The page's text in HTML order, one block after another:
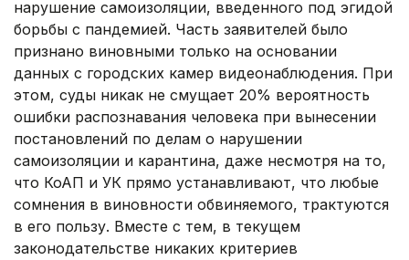
нарушение самоизоляции, введенного под эгидой
борьбы с пандемией. Часть заявителей было
признано виновными только на основании
данных с городских камер видеонаблюдения. При
этом, суды никак не смущает 20% вероятность
ошибки распознавания человека при вынесении
постановлений по делам о нарушении
самоизоляции и карантина, даже несмотря на то,
что КоАП и УК прямо устанавливают, что любые
сомнения в виновности обвиняемого, трактуются
в его пользу. Вместе с тем, в текущем
законодательстве никаких критериев